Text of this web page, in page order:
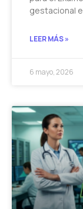
gestacional
LEER MÁS »
6 mayo, 2026